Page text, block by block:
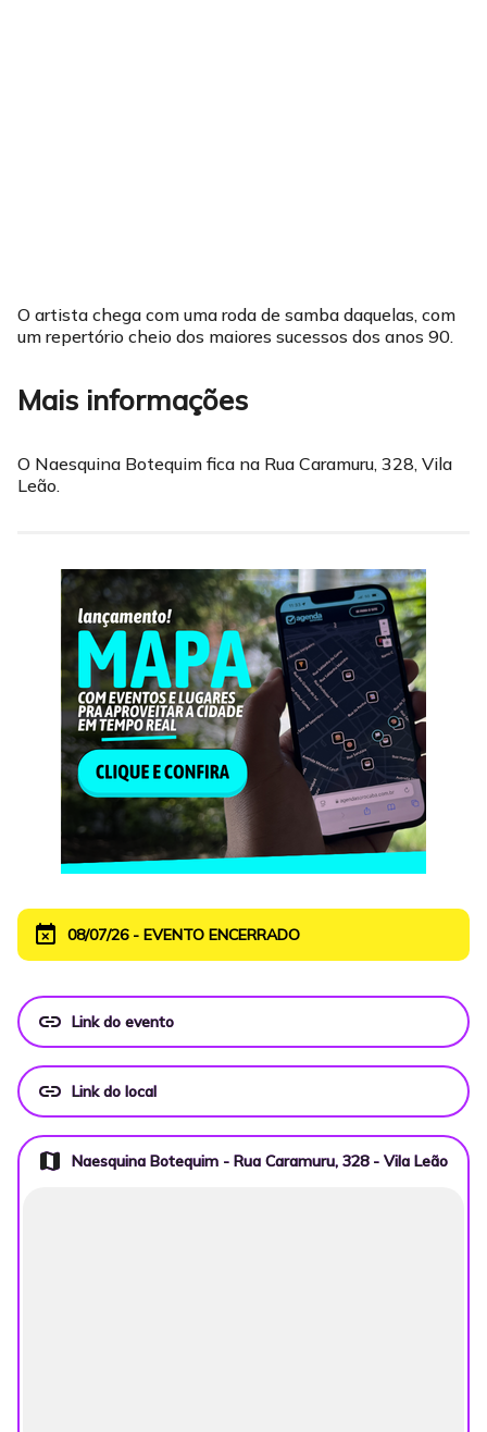
O artista chega com uma roda de samba daquelas, com
um repertório cheio dos maiores sucessos dos anos 90.
Mais informações
O Naesquina Botequim fica na Rua Caramuru, 328, Vila
Leão.
event_busy 08/07/26 - EVENTO ENCERRADO
link Link do evento
link Link do local
map Naesquina Botequim - Rua Caramuru, 328 - Vila Leão